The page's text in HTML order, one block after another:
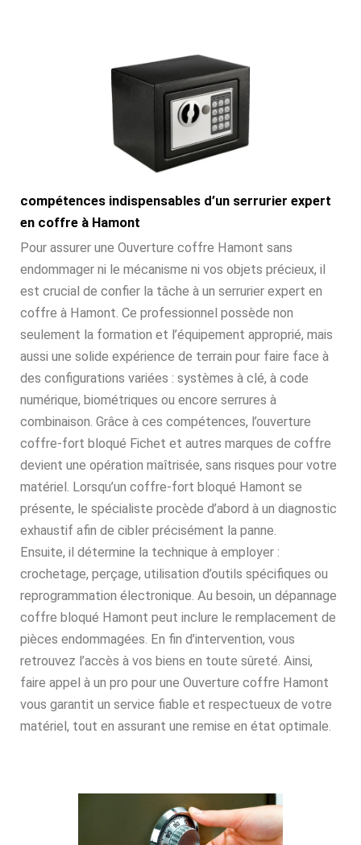
compétences indispensables d’un serrurier expert
en coffre à Hamont
Pour assurer une Ouverture coffre Hamont sans
endommager ni le mécanisme ni vos objets précieux, il
est crucial de confier la tâche à un serrurier expert en
coffre à Hamont. Ce professionnel possède non
seulement la formation et l’équipement approprié, mais
aussi une solide expérience de terrain pour faire face à
des configurations variées : systèmes à clé, à code
numérique, biométriques ou encore serrures à
combinaison. Grâce à ces compétences, l’ouverture
coffre-fort bloqué Fichet et autres marques de coffre
devient une opération maîtrisée, sans risques pour votre
matériel. Lorsqu’un coffre-fort bloqué Hamont se
présente, le spécialiste procède d’abord à un diagnostic
exhaustif afin de cibler précisément la panne.
Ensuite, il détermine la technique à employer :
crochetage, perçage, utilisation d’outils spécifiques ou
reprogrammation électronique. Au besoin, un dépannage
coffre bloqué Hamont peut inclure le remplacement de
pièces endommagées. En fin d’intervention, vous
retrouvez l’accès à vos biens en toute sûreté. Ainsi,
faire appel à un pro pour une Ouverture coffre Hamont
vous garantit un service fiable et respectueux de votre
matériel, tout en assurant une remise en état optimale.